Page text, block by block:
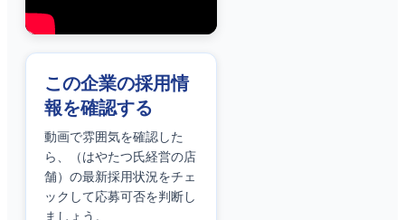
この企業の採用情
報を確認する
動画で雰囲気を確認した
ら、
（はやたつ氏経営の店
舗） の最新採用状況をチェ
ックして応募可否を判断し
ましょう。